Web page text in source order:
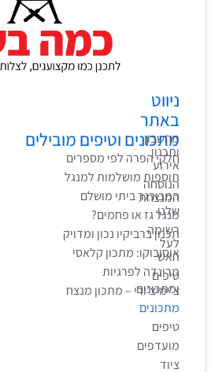
מתכונים וטיפים מובילים
חלקי הפרה לפי מספרים
תוספות מושלמות למנגל
המבורגר ביתי מושלם
מנגל גז או פחמים?
תכנון ברביקיו נכון ומדויק
אוסובוקו: מתכון קלאסי
מרינדה לפרגיות
צ’ימיצ’ורי – מתכון מנצח
באתר
מחשבון
הנוסחה
המנצחת
רשימה
ומתכונים
מתכונים
מועדפים